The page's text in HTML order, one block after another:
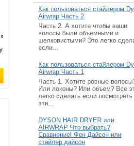
Как пользоваться стайлером
Airwrap Часть 2
Часть 2. А хотите чтобы ваши
волосы были объемными и
шелковистыми? Это легко
если...
Как пользоваться стайлером
Airwrap Часть 1
Часть 1. Хотите ровные
Или локоны? Или объем? Все
легко сделать если посмотреть
эти...
DYSON HAIR DRYER или
AIRWRAP Что выбрать?
Сравнение! Фен Дайсон или
стайлер дайсон